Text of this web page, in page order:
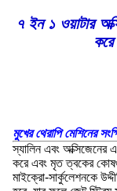
৭ ইন ১ ওয়াটার
মুখের থেরাপি মেশিনের
স্যালিন এবং অক্সিজেনের
করে এবং মৃত ত্বকের
মাইক্রো-সার্কুলেশনকে